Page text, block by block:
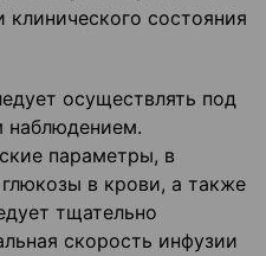
состояния
осуществлять под
наблюдением.
параметры, в
в крови, а также
тщательно
скорость инфузии